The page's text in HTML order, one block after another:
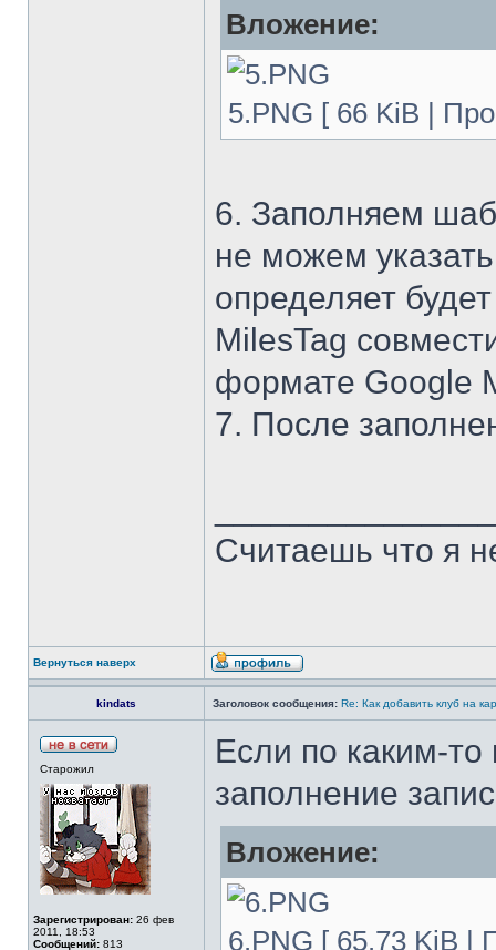
Вложение:
5.PNG [ 66 KiB |
6. Заполняем
не можем
определяет
MilesTag
формате Google
7. После
Считаешь что я
Вернуться наверх
kindats Заголовок сообщения: Re: Как добавить клуб на
Старожил
Зарегистрирован: 26 фев
2011, 18:53
Сообщений: 813
Если по каким-то
заполнение
Вложение:
6.PNG [ 65.73 KiB |